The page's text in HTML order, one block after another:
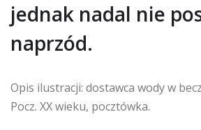
jednak nadal nie
naprzód.
Opis ilustracji: dostawca wody w
Pocz. XX wieku, pocztówka.